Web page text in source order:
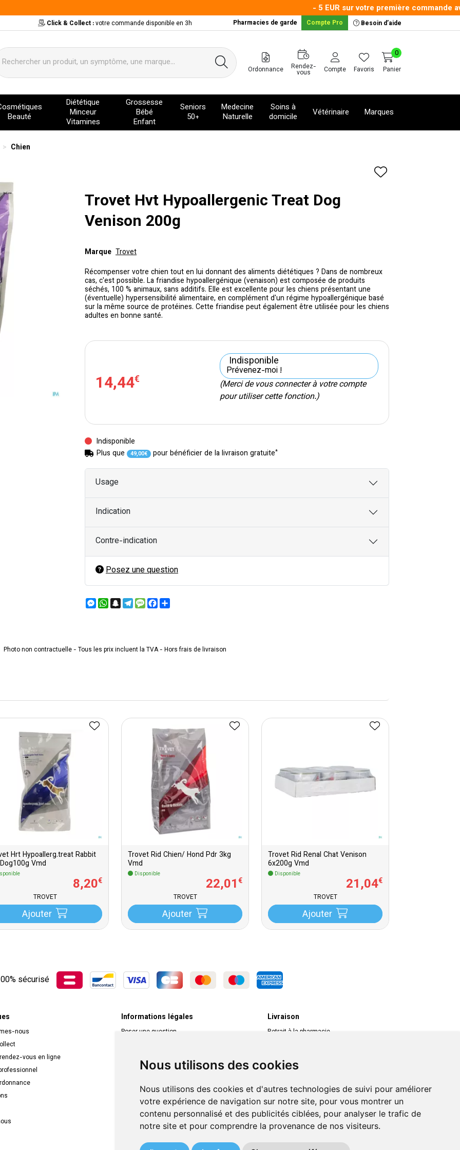
Nous utilisons des cookies
Nous utilisons des cookies et d'autres technologies de suivi pour améliorer
votre expérience de navigation sur notre site, pour vous montrer un
contenu personnalisé et des publicités ciblées, pour analyser le trafic de
notre site et pour comprendre la provenance de nos visiteurs.
- 5 EUR sur votre première commande
Click & Collect :votre commande disponible en 3h Pharmacies de garde Compte Pro Besoin d’aide
Ordonnance Rendez-
vous Compte Favoris Panier
0
Beauté
Diététique
Minceur
Vitamines
Grossesse
Bébé
Enfant
Seniors
50+
Medecine
Naturelle
Soins à
domicile
Vétérinaire Marques
Chien
Trovet Hvt Hypoallergenic Treat Dog
Venison 200g
Marque Trovet
Récompenser votre chien tout en lui donnant des aliments diététiques ? Dans de nombreux
cas, c'est possible. La friandise hypoallergénique (venaison) est composée de produits
séchés, 100 % animaux, sans additifs. Elle est excellente pour les chiens présentant une
(éventuelle) hypersensibilité alimentaire, en complément d'un régime hypoallergénique basé
sur la même source de protéines. Cette friandise peut également être utilisée pour les chiens
adultes en bonne santé.
14,44€
Indisponible
Prévenez-moi !
(Merci de vous connecter à votre compte
pour utiliser cette fonction.)
Indisponible
Plus que
49,00€ pour bénéficier de la livraison gratuite*
Usage
Indication
Contre-indication
Posez une question
Messenger
WhatsApp
Snapchat
Telegram
MessageFacebook
Photo non contractuelle - Tous les prix incluent la TVA - Hors frais de livraison
Hrt Hypoallerg.treat Rabbit
Vmd
8,20€
TROVET
Ajouter
Trovet Rid Chien/ Hond Pdr 3kg
Vmd
Disponible
22,01€
TROVET
Ajouter
Trovet Rid Renal Chat Venison
6x200g Vmd
Disponible
21,04€
TROVET
Ajouter
sécurisé
nous
vous en ligne
Informations légales
Poser une question
Mes préférences Cookies
Véronique Vos
APB 522709
Livraison
Retrait à la pharmacie
Livraison dans un Point Relais